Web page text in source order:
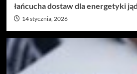
łańcucha dostaw dla energetyki
14 stycznia, 2026